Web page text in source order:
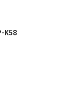
K58